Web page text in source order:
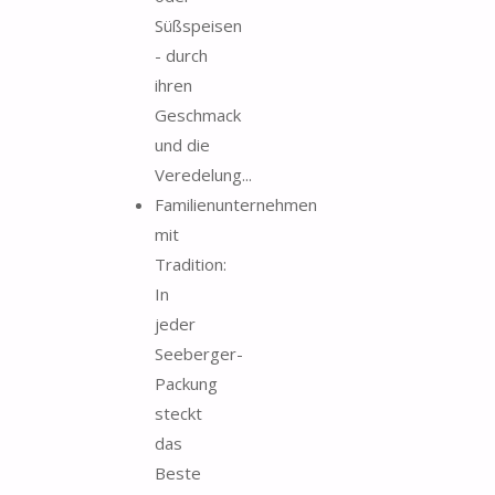
Süßspeisen
- durch
ihren
Geschmack
und die
Veredelung...
Familienunternehmen
mit
Tradition:
In
jeder
Seeberger-
Packung
steckt
das
Beste